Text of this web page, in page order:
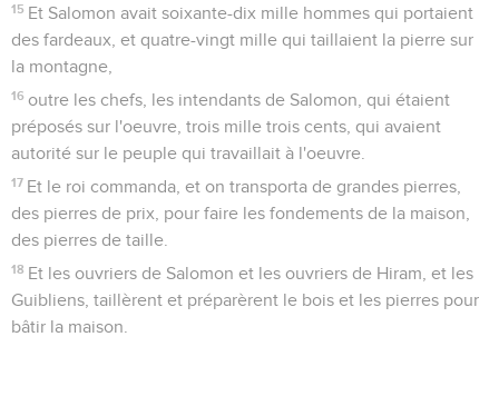
15 Et Salomon avait soixante-dix mille hommes qui portaient
des fardeaux, et quatre-vingt mille qui taillaient la pierre sur
la montagne,
16 outre les chefs, les intendants de Salomon, qui étaient
préposés sur l'oeuvre, trois mille trois cents, qui avaient
autorité sur le peuple qui travaillait à l'oeuvre.
17 Et le roi commanda, et on transporta de grandes pierres,
des pierres de prix, pour faire les fondements de la maison,
des pierres de taille.
18 Et les ouvriers de Salomon et les ouvriers de Hiram, et les
Guibliens, taillèrent et préparèrent le bois et les pierres pour
bâtir la maison.